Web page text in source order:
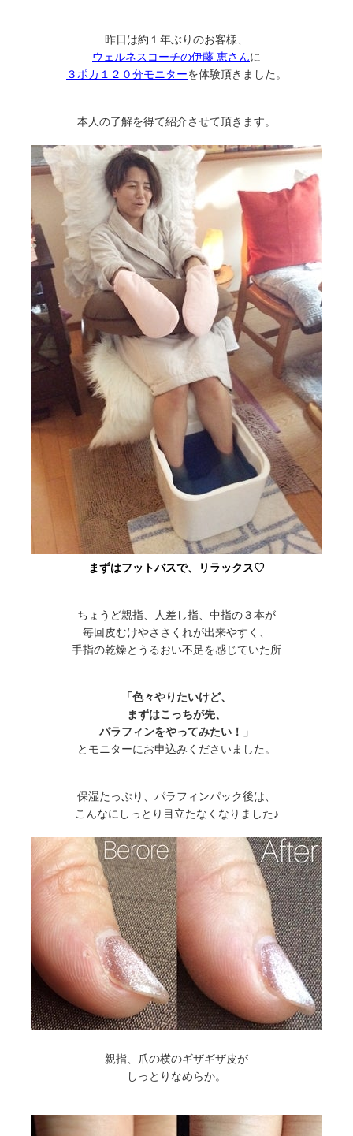
昨日は約１年ぶりのお客様、
ウェルネスコーチの伊藤 恵さんに
３ポカ１２０分モニターを体験頂きました。
本人の了解を得て紹介させて頂きます。
まずはフットバスで、リラックス♡
ちょうど親指、人差し指、中指の３本が
毎回皮むけやささくれが出来やすく、
手指の乾燥とうるおい不足を感じていた所
「色々やりたいけど、
まずはこっちが先、
パラフィンをやってみたい！」
とモニターにお申込みくださいました。
保湿たっぷり、パラフィンパック後は、
こんなにしっとり目立たなくなりました♪
親指、爪の横のギザギザ皮が
しっとりなめらか。